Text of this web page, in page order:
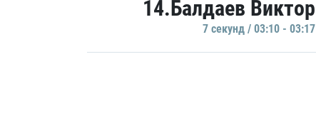
14.Балдаев Виктор
7 секунд / 03:10 - 03:17